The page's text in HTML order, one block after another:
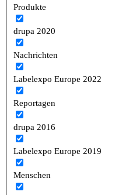
Produkte
drupa 2020
Nachrichten
Labelexpo Europe 2022
Reportagen
drupa 2016
Labelexpo Europe 2019
Menschen